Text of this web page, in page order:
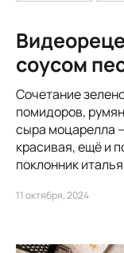
соусом
Сочетание
помидоров,
сыра моцарелла
красивая, ещё и
поклонник
11 октября, 2024